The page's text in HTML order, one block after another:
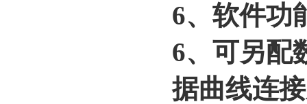
6、软件功
6、可另配
据曲线连